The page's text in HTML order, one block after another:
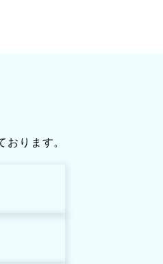
ります。